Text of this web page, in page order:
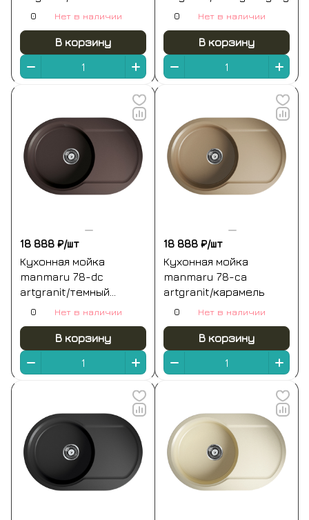
0 Нет в наличии
В корзину
0 Нет в наличии
В корзину
18 888 ₽/шт
Кухонная мойка
manmaru 78-dc
artgranit/темный
шоколад
0 Нет в наличии
В корзину
18 888 ₽/шт
Кухонная мойка
manmaru 78-ca
artgranit/карамель
0 Нет в наличии
В корзину